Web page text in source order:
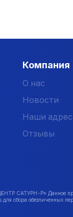
Компания
О нас
Новости
Наши
Отзывы
САТУРН-Р» Данное
сбора обезличенных